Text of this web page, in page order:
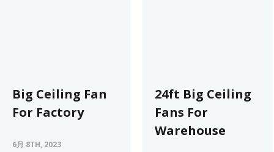
Big Ceiling Fan
For Factory
6月 8TH, 2023
24ft Big Ceiling
Fans For
Warehouse